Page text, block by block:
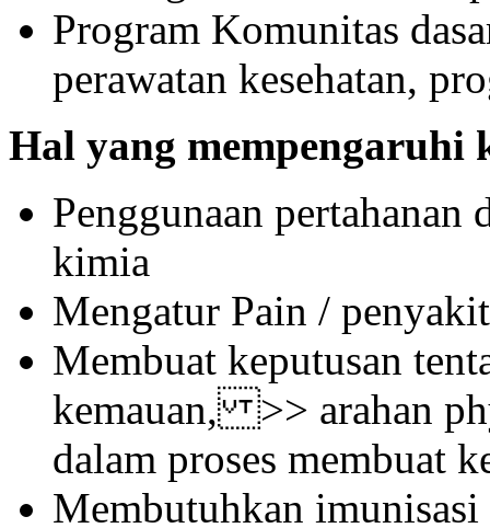
Program Komunitas
perawatan kesehatan,
Hal yang mempengaruhi
Penggunaan
kimia
Mengatur Pain / penyakit
Membuat keputusan
kemauan, >> arahan
dalam proses membuat
Membutuhkan